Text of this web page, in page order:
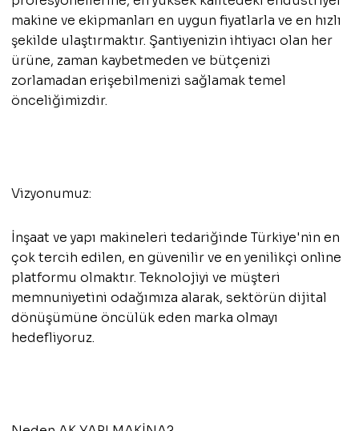
makine ve ekipmanları en uygun fiyatlarla ve en hızlı
şekilde ulaştırmaktır. Şantiyenizin ihtiyacı olan her
ürüne, zaman kaybetmeden ve bütçenizi
zorlamadan erişebilmenizi sağlamak temel
önceliğimizdir.
Vizyonumuz:
İnşaat ve yapı makineleri tedariğinde Türkiye'nin en
çok tercih edilen, en güvenilir ve en yenilikçi online
platformu olmaktır. Teknolojiyi ve müşteri
memnuniyetini odağımıza alarak, sektörün dijital
dönüşümüne öncülük eden marka olmayı
hedefliyoruz.